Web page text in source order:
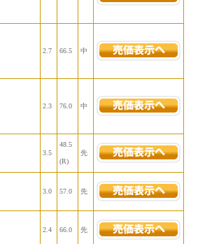
2.7 66.5 中
2.3 76.0 中
3.5
48.5
(R)
先
3.0 57.0 先
2.4 66.0 先